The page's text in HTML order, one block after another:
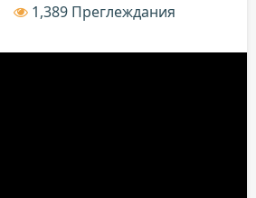
1,389 Преглеждания